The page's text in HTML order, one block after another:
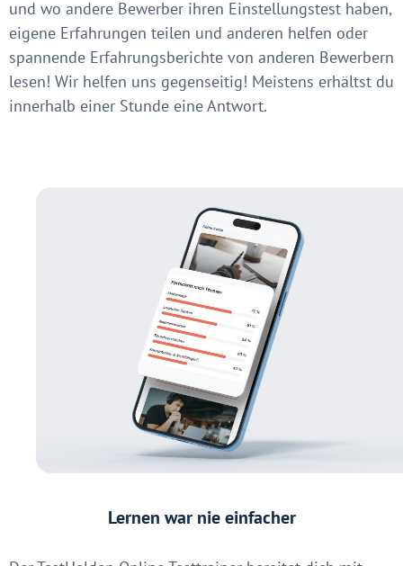
und wo andere Bewerber ihren Einstellungstest haben,
eigene Erfahrungen teilen und anderen helfen oder
spannende Erfahrungsberichte von anderen Bewerbern
lesen! Wir helfen uns gegenseitig! Meistens erhältst du
innerhalb einer Stunde eine Antwort.
Lernen war nie einfacher